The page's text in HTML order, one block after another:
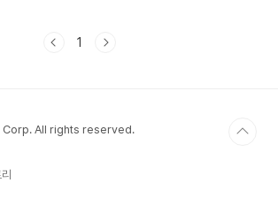
박물관 본관 앞마당, 놀이마당내용: 세계 각국의 전통
1
All rights reserved.